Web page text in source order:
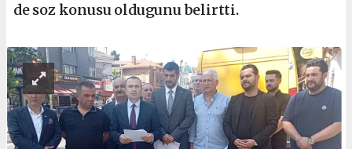
de soz konusu oldugunu belirtti.